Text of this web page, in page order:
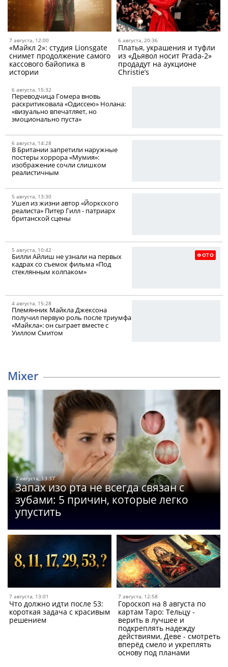
7 августа, 12:00
«Майкл 2»: студия Lionsgate
снимет продолжение самого
кассового байопика в
истории
6 августа, 20:36
Платья, украшения и туфли
из «Дьявол носит Prada-2»
продадут на аукционе
Christie’s
6 августа, 15:32
Переводчица Гомера вновь
раскритиковала «Одиссею» Нолана:
«визуально впечатляет, но
эмоционально пуста»
6 августа, 14:28
В Британии запретили наружные
постеры хоррора «Мумия»:
изображение сочли слишком
реалистичным
5 августа, 13:30
Ушел из жизни автор «Йоркского
реалиста» Питер Гилл - патриарх
британской сцены
ФОТО
5 августа, 10:42
Билли Айлиш не узнали на первых
кадрах со съемок фильма «Под
стеклянным колпаком»
4 августа, 15:28
Племянник Майкла Джексона
получил первую роль после триумфа
«Майкла»: он сыграет вместе с
Уиллом Смитом
Mixer
7 августа, 13:37
Запах изо рта не всегда связан с
зубами: 5 причин, которые легко
упустить
7 августа, 13:01
Что должно идти после 53:
короткая задача с красивым
решением
7 августа, 12:58
Гороскоп на 8 августа по
картам Таро: Тельцу -
верить в лучшее и
подкреплять надежду
действиями, Деве - смотреть
вперёд смело и укреплять
основу под планами